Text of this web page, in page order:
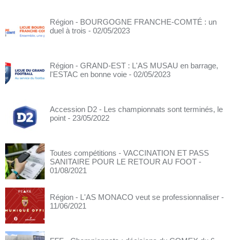
Région - BOURGOGNE FRANCHE-COMTÉ : un
duel à trois - 02/05/2023
Région - GRAND-EST : L'AS MUSAU en barrage,
l'ESTAC en bonne voie - 02/05/2023
Accession D2 - Les championnats sont terminés, le
point - 23/05/2022
Toutes compétitions - VACCINATION ET PASS
SANITAIRE POUR LE RETOUR AU FOOT -
01/08/2021
Région - L'AS MONACO veut se professionnaliser -
11/06/2021